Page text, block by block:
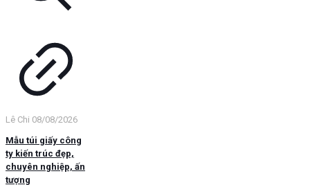
Lê Chi 08/08/2026
Mẫu túi giấy công
ty kiến trúc đẹp,
chuyên nghiệp, ấn
tượng